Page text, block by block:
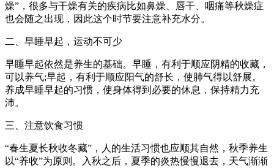
燥”，很多与干燥有关的疾病比如鼻燥、唇干、咽痛等秋燥症
也会随之出现，因此这个时节要注意补充水分。
二、早睡早起，运动不可少
早睡早起依然是养生的基础。早睡，有利于顺应阴精的收藏，
可以养气;早起，有利于顺应阳气的舒长，使肺气得以舒展。
养成早睡早起的习惯，使身体得到必要的休息，保持精力充
沛。
三、注意饮食习惯
“春生夏长秋收冬藏”，人的生活习惯也应顺其自然，秋季养生
以“养收”为原则。入秋之后，夏季的炎热慢慢退去，天气渐渐